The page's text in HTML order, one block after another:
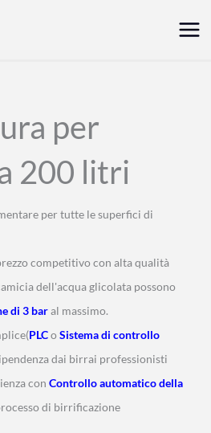
per
200 litri
per tutte le superfici di
competitivo con alta qualità
dell'acqua glicolata possono
di 3 baral massimo.
PLCoSistema di controllo
dai birrai professionisti
con Controllo automatico della
di birrificazione